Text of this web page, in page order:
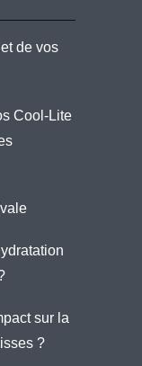
de vos
Cool-Lite
sur la
?